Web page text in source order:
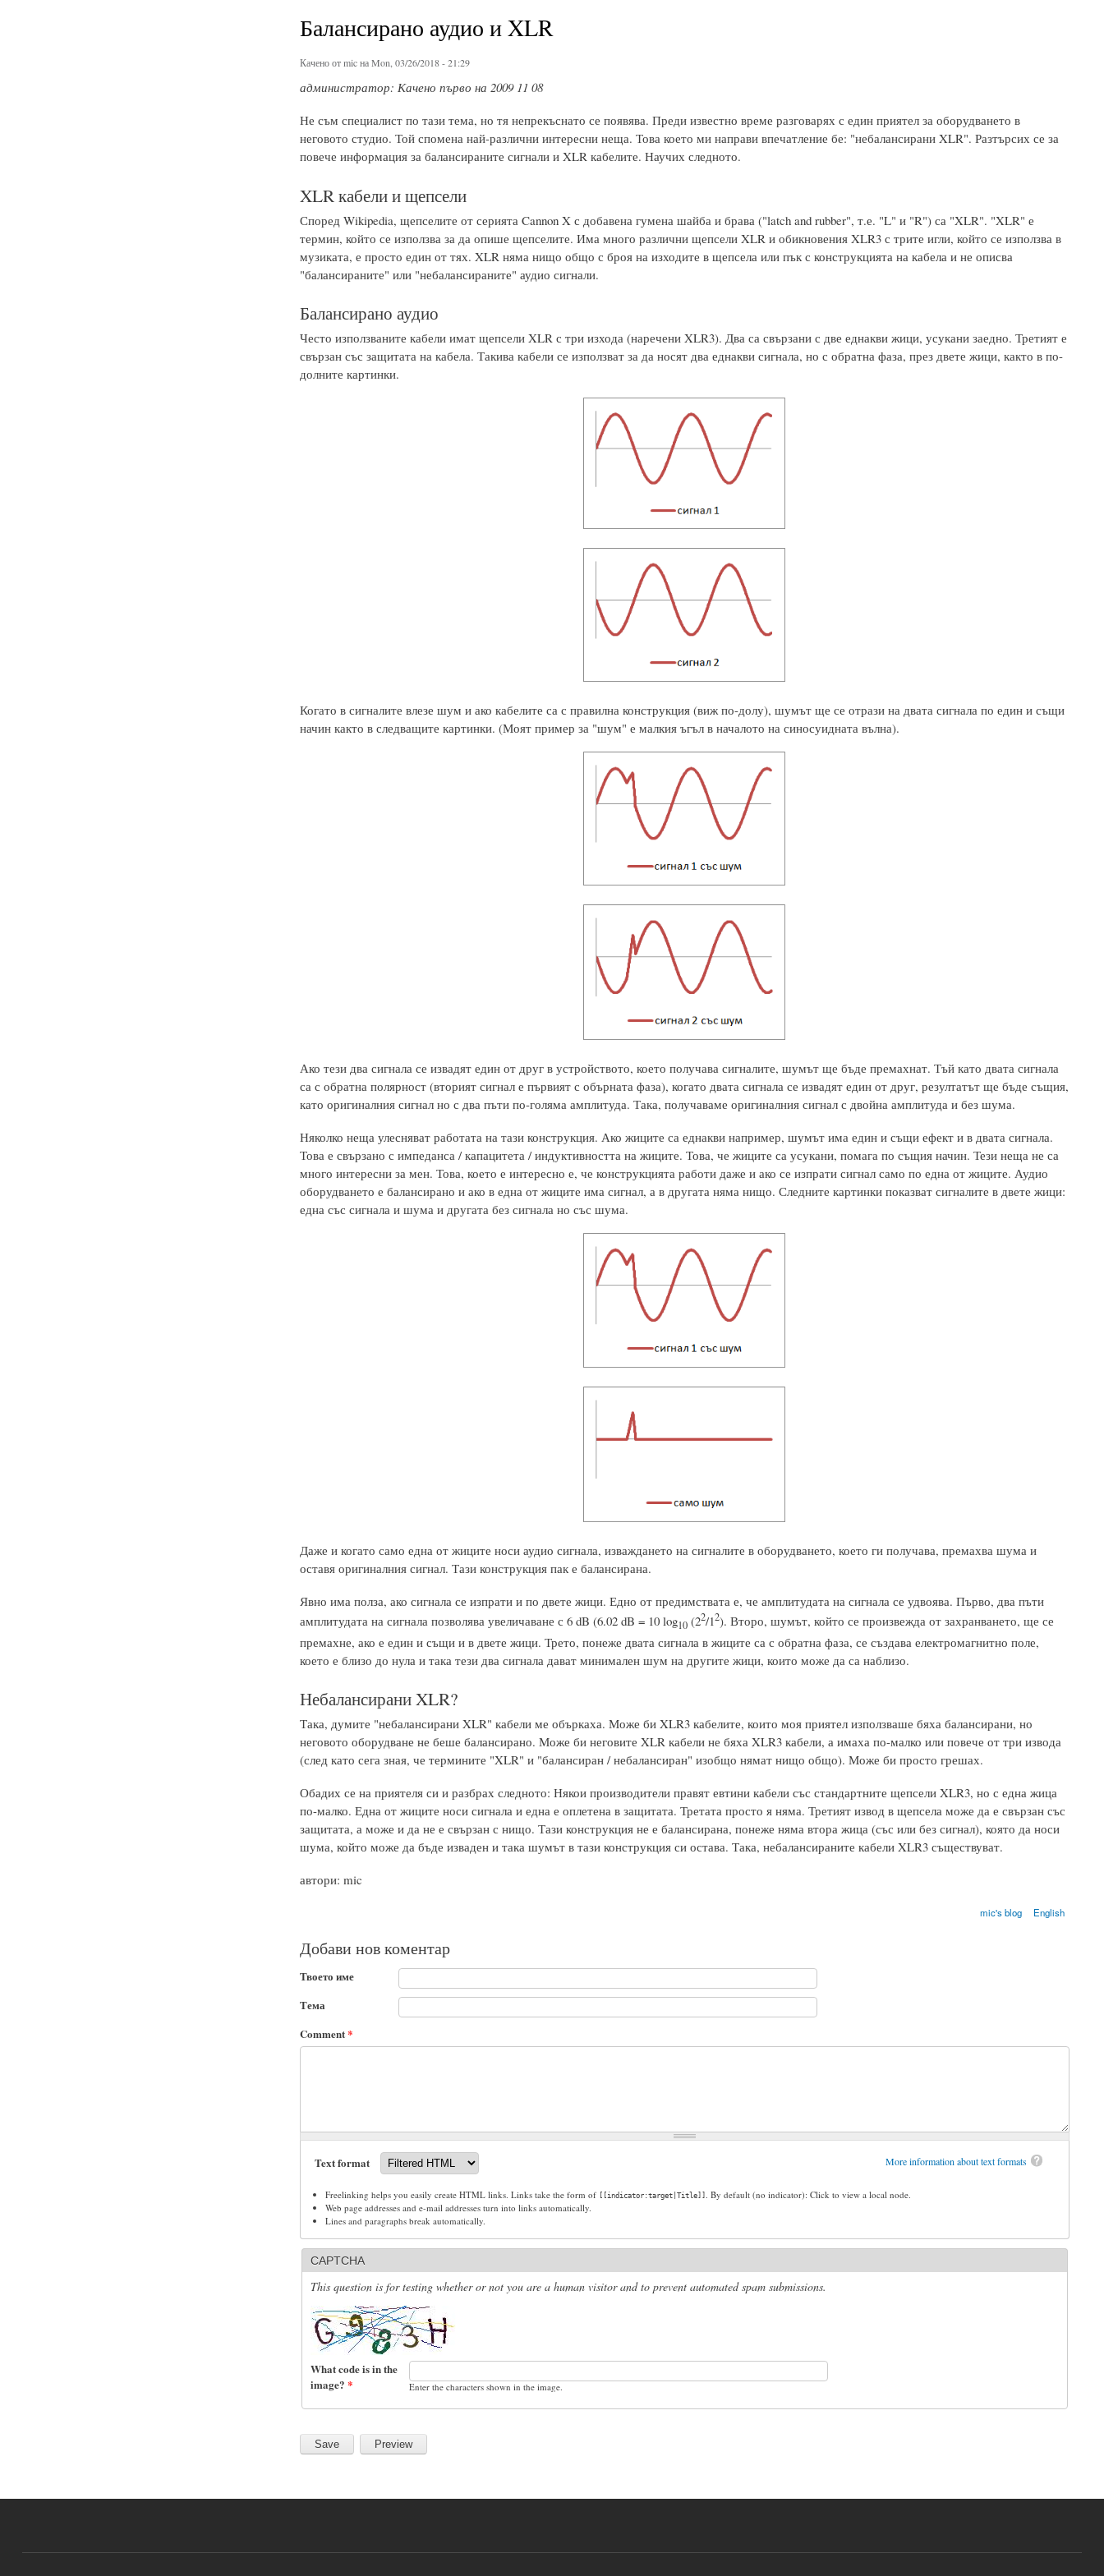
Балансирано аудио и XLR
Качено отmicна Mon, 03/26/2018 - 21:29
администратор: Качено първо на 2009 11 08
Не съм специалист по тази тема, но тя непрекъснато се появява. Преди известно време разговарях с един приятел за оборудването в
неговото студио. Той спомена най-различни интересни неща. Това което ми направи впечатление бе: "небалансирани XLR". Разтърсих се за
повече информация за балансираните сигнали и XLR кабелите. Научих следното.
XLR кабели и щепсели
Според Wikipedia, щепселите от серията Cannon X с добавена гумена шайба и брава ("latch and rubber", т.е. "L" и "R") са "XLR". "XLR" е
термин, който се използва за да опише щепселите. Има много различни щепсели XLR и обикновения XLR3 с трите игли, който се използва в
музиката, е просто един от тях. XLR няма нищо общо с броя на изходите в щепсела или пък с конструкцията на кабела и не описва
"балансираните" или "небалансираните" аудио сигнали.
Балансирано аудио
Често използваните кабели имат щепсели XLR с три изхода (наречени XLR3). Два са свързани с две еднакви жици, усукани заедно. Третият е
свързан със защитата на кабела. Такива кабели се използват за да носят два еднакви сигнала, но с обратна фаза, през двете жици, както в по-
долните картинки.
Когато в сигналите влезе шум и ако кабелите са с правилна конструкция (виж по-долу), шумът ще се отрази на двата сигнала по един и същи
начин както в следващите картинки. (Моят пример за "шум" е малкия ъгъл в началото на синосуидната вълна).
Ако тези два сигнала се извадят един от друг в устройството, което получава сигналите, шумът ще бъде премахнат. Тъй като двата сигнала
са с обратна полярност (вторият сигнал е първият с обърната фаза), когато двата сигнала се извадят един от друг, резултатът ще бъде същия,
като оригиналния сигнал но с два пъти по-голяма амплитуда. Така, получаваме оригиналния сигнал с двойна амплитуда и без шума.
Няколко неща улесняват работата на тази конструкция. Ако жиците са еднакви например, шумът има един и същи ефект и в двата сигнала.
Това е свързано с импеданса / капацитета / индуктивността на жиците. Това, че жиците са усукани, помага по същия начин. Тези неща не са
много интересни за мен. Това, което е интересно е, че конструкцията работи даже и ако се изпрати сигнал само по една от жиците. Аудио
оборудването е балансирано и ако в една от жиците има сигнал, а в другата няма нищо. Следните картинки показват сигналите в двете жици:
една със сигнала и шума и другата без сигнала но със шума.
Даже и когато само една от жиците носи аудио сигнала, изваждането на сигналите в оборудването, което ги получава, премахва шума и
оставя оригиналния сигнал. Тази конструкция пак е балансирана.
Явно има полза, ако сигнала се изпрати и по двете жици. Едно от предимствата е, че амплитудата на сигнала се удвоява. Първо, два пъти
амплитудата на сигнала позволява увеличаване с 6 dB (6.02 dB = 10 log10(22/12). Второ, шумът, който се произвежда от захранването, ще се
премахне, ако е един и същи и в двете жици. Трето, понеже двата сигнала в жиците са с обратна фаза, се създава електромагнитно поле,
което е близо до нула и така тези два сигнала дават минимален шум на другите жици, които може да са наблизо.
Небалансирани XLR?
Така, думите "небалансирани XLR" кабели ме объркаха. Може би XLR3 кабелите, които моя приятел използваше бяха балансирани, но
неговото оборудване не беше балансирано. Може би неговите XLR кабели не бяха XLR3 кабели, а имаха по-малко или повече от три извода
(след като сега зная, че термините "XLR" и "балансиран / небалансиран" изобщо нямат нищо общо). Може би просто грешах.
Обадих се на приятеля си и разбрах следното: Някои производители правят евтини кабели със стандартните щепсели XLR3, но с една жица
по-малко. Една от жиците носи сигнала и една е оплетена в защитата. Третата просто я няма. Третият извод в щепсела може да е свързан със
защитата, а може и да не е свързан с нищо. Тази конструкция не е балансирана, понеже няма втора жица (със или без сигнал), която да носи
шума, който може да бъде изваден и така шумът в тази конструкция си остава. Така, небалансираните кабели XLR3 съществуват.
автори: mic
mic's blog English
Добави нов коментар
Твоето име
Тема
Comment*
More information about text formats
Text format
Freelinking helps you easily create HTML links. Links take the form of [[indicator:target|Title]]
. By default (no indicator): Click to view a local node.
Web page addresses and e-mail addresses turn into links automatically.
Lines and paragraphs break automatically.
CAPTCHA
This question is for testing whether or not you are a human visitor and to prevent automated spam submissions.
What code is in the
image? * Enter the characters shown in the image.